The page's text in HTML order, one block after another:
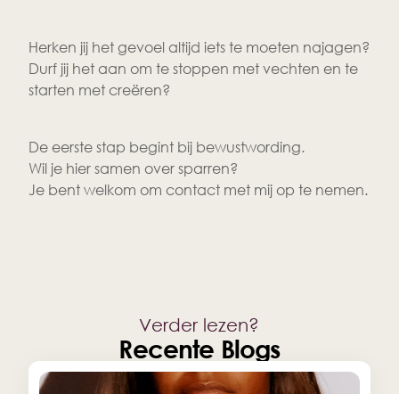
Herken jij het gevoel altijd iets te moeten najagen?
Durf jij het aan om te stoppen met vechten en te
starten met creëren?
De eerste stap begint bij bewustwording.
Wil je hier samen over sparren?
Je bent welkom om contact met mij op te nemen.
Verder lezen?
Recente Blogs